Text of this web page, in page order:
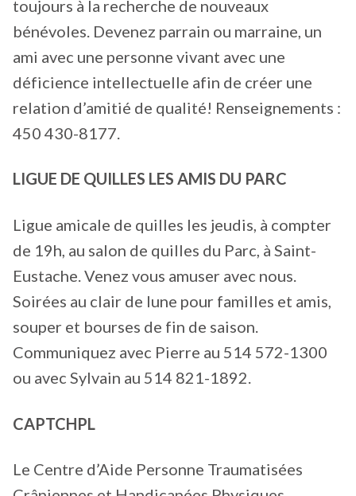
toujours à la recherche de nouveaux
bénévoles. Devenez parrain ou marraine, un
ami avec une personne vivant avec une
déficience intellectuelle afin de créer une
relation d’amitié de qualité! Renseignements :
450 430-8177.
LIGUE DE QUILLES LES AMIS DU PARC
Ligue amicale de quilles les jeudis, à compter
de 19h, au salon de quilles du Parc, à Saint-
Eustache. Venez vous amuser avec nous.
Soirées au clair de lune pour familles et amis,
souper et bourses de fin de saison.
Communiquez avec Pierre au 514 572-1300
ou avec Sylvain au 514 821-1892.
CAPTCHPL
Le Centre d’Aide Personne Traumatisées